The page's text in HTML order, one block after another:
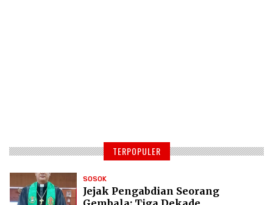
TERPOPULER
SOSOK
Jejak Pengabdian Seorang